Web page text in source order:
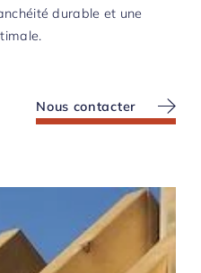
durable et une
Nous contacter